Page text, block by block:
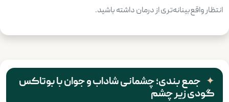
انتظار واقع‌بینانه‌تری از درمان داشته باشید.
جمع بندی؛ چشمانی شاداب و جوان با بوتاکس
گودی زیر چشم